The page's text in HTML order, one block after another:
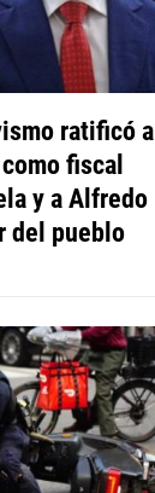
ratificó a
fiscal
y a Alfredo
del pueblo